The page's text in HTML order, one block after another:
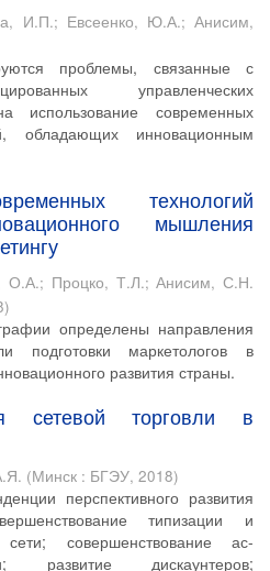
И.П.; Евсеенко, Ю.А.;Анисим,
проблемы, связанные с
управленческих
использование современных
обладающих инновационным
технологий
мышления
О.А.; Процко, Т.Л.;Анисим, С.Н.
)
определены направления
подготовки маркетологов в
развития страны.
сетевой торговли в
(Минск : БГЭУ, 2018)
перспективного развития
типизации и
совершенствование ас-
развитие дискаунтеров;